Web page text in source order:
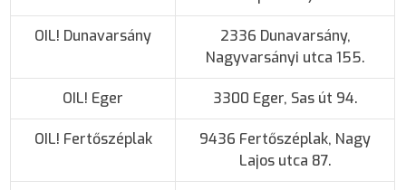
OIL! Dunavarsány
2336 Dunavarsány,
Nagyvarsányi utca 155.
OIL! Eger 3300 Eger, Sas út 94.
OIL! Fertőszéplak
9436 Fertőszéplak, Nagy
Lajos utca 87.